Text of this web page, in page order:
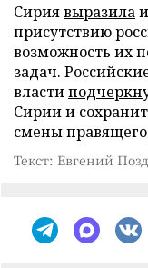
Сириявыразила
присутствию
возможность их
задач.
власти
Сирии и
смены
Текст: Евгений